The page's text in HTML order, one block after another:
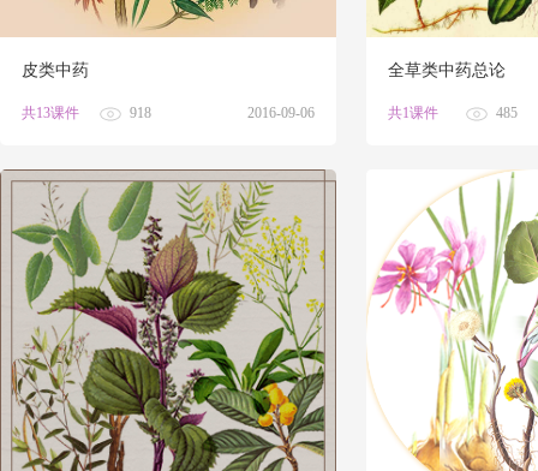
皮类中药
共13课件 918 2016-09-06
全草类中药总论
共1课件 485